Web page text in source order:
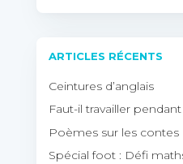
ARTICLES RÉCENTS
Ceintures d’anglais
Faut-il travailler
Poèmes sur les contes
Spécial foot : Défi